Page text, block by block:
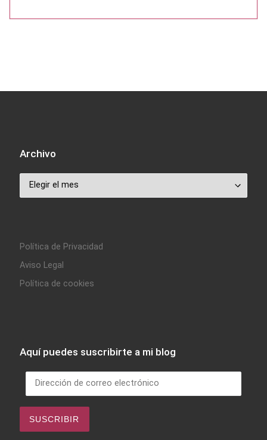
Archivo
Archivo
Política de Privacidad
Aviso Legal
Política de cookies
Aquí puedes suscribirte a mi blog
Dirección de correo electrónico
SUSCRIBIR